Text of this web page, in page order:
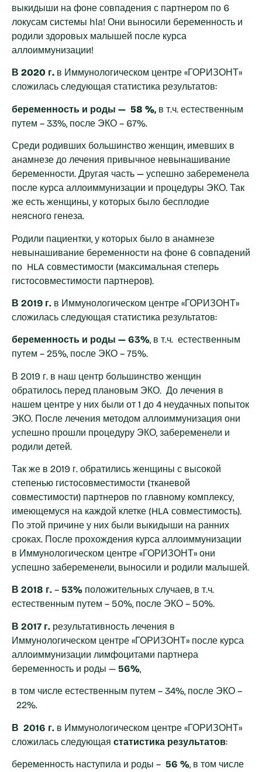
выкидыши на фоне совпадения с партнером по 6
локусам системы hla! Они выносили беременность и
родили здоровых малышей после курса
аллоиммунизации!
В 2020 г. в Иммунологическом центре «ГОРИЗОНТ»
сложилась следующая статистика результатов:
беременность и роды — 58 %, в т.ч. естественным
путем – 33%, после ЭКО – 67%.
Среди родивших большинство женщин, имевших в
анамнезе до лечения привычное невынашивание
беременности. Другая часть — успешно забеременела
после курса аллоиммунизации и процедуры ЭКО. Так
же есть женщины, у которых было бесплодие
неясного генеза.
Родили пациентки, у которых было в анамнезе
невынашивание беременности на фоне 6 совпадений
по HLA совместимости (максимальная степерь
гистосовместимости партнеров).
В 2019 г. в Иммунологическом центре «ГОРИЗОНТ»
сложилась следующая статистика результатов:
беременность и роды — 63%, в т.ч. естественным
путем – 25%, после ЭКО – 75%.
В 2019 г. в наш центр большинство женщин
обратилось перед плановым ЭКО. До лечения в
нашем центре у них были от 1 до 4 неудачных попыток
ЭКО. После лечения методом аллоиммунизация они
успешно прошли процедуру ЭКО, забеременели и
родили детей.
Так же в 2019 г. обратились женщины с высокой
степенью гистосовместимости (тканевой
совместимости) партнеров по главному комплексу,
имеющемуся на каждой клетке (HLA совместимость).
По этой причине у них были выкидыши на ранних
сроках. После прохождения курса аллоиммунизации
в Иммунологическом центре «ГОРИЗОНТ» они
успешно забеременели, выносили и родили малышей.
В 2018 г. – 53% положительных случаев, в т.ч.
естественным путем – 50%, после ЭКО – 50%.
В 2017 г. результативность лечения в
Иммунологическом центре «ГОРИЗОНТ» после курса
аллоиммунизации лимфоцитами партнера
беременность и роды — 56%,
в том числе естественным путем – 34%, после ЭКО –
22%.
В 2016 г. в Иммунологическом центре «ГОРИЗОНТ»
сложилась следующая статистика результатов:
беременность наступила и роды – 56 %, в том числе